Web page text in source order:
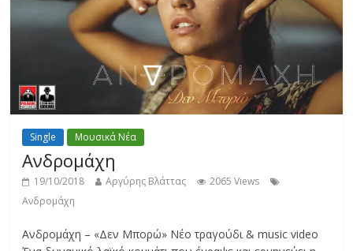
Single Μουσικά Νέα
Ανδρομάχη
19/10/2018 Αργύρης Βλάττας
2065 Views
Ανδρομάχη
Ανδρομάχη – «Δεν Μπορώ» Νέο τραγούδι & music video